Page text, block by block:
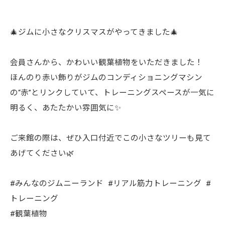
🎄ジムに小さなクリスマスがやってきました🎄
会員さんから、かわいい観葉植物をいただきました！
ほんのり赤い飾りがジムのコンディショニングマシン
の“赤”とリンクしていて、トレーニングスペースが一気に
明るく、あたたかい雰囲気に✨
ご来館の際は、ぜひ入口付近でこの小さなツリーも見て
あげてください🌿
#みんなのジムニーランド #リアル筋力トレーニング #
トレーニング
#観葉植物